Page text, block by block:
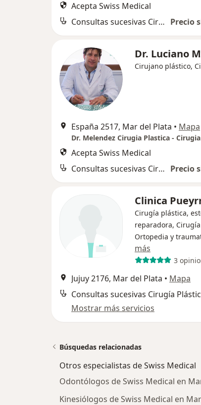
Acepta Swiss Medical
Consultas sucesivas Cirugía Plástica, Estética y Reparadora Precio
Dr. Luciano
Cirujano plástico,
España 2517, Mar del Plata • Mapa
Acepta Swiss Medical
Consultas sucesivas Cirugía Plástica, Estética y Reparadora Precio
Clinica
Cirugía plástica,
reparadora,
Ortopedia y
más
3
Jujuy 2176, Mar del Plata • Mapa
Mostrar más servicios
Búsquedas relacionadas
Otros especialistas de Swiss Medical
Odontólogos de Swiss Medical en
Kinesiólogos de Swiss Medical en